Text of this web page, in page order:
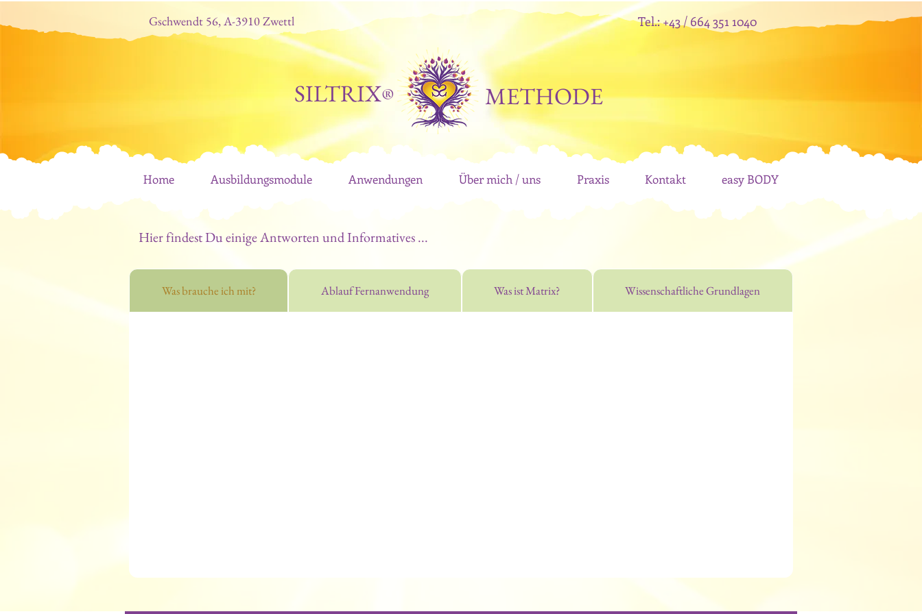
SILTRIX® METHODE
Gschwendt 56, A-3910 Zwettl Tel.:+43 / 664 351 1040
Home Ausbildungsmodule Anwendungen Über mich / uns Praxis Kontakt easy BODY
Hier findest Du einige Antworten und Informatives ...
Was brauche ich mit? Ablauf Fernanwendung Was ist Matrix? Wissenschaftliche Grundlagen